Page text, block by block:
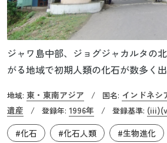
ジャワ島中部、ジョグジャカルタの
がる地域で初期人類の化石が数多く
19世紀末から人類化石が発見されて
後20世紀になってからの本格的発掘
歯などが多数出土し、これらは「ジャ
地域: 東・東南アジア / 国名: インドネシ
遺産
/ 登録年: 1996年 / 登録基準: (iii)
#化石
#化石人類 #生物進化